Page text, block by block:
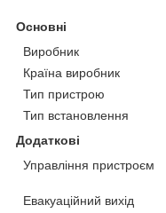
Основні
Виробник
Країна виробник
Тип пристрою
Тип встановлення
Додаткові
Управління пристроєм
Евакуаційний вихід